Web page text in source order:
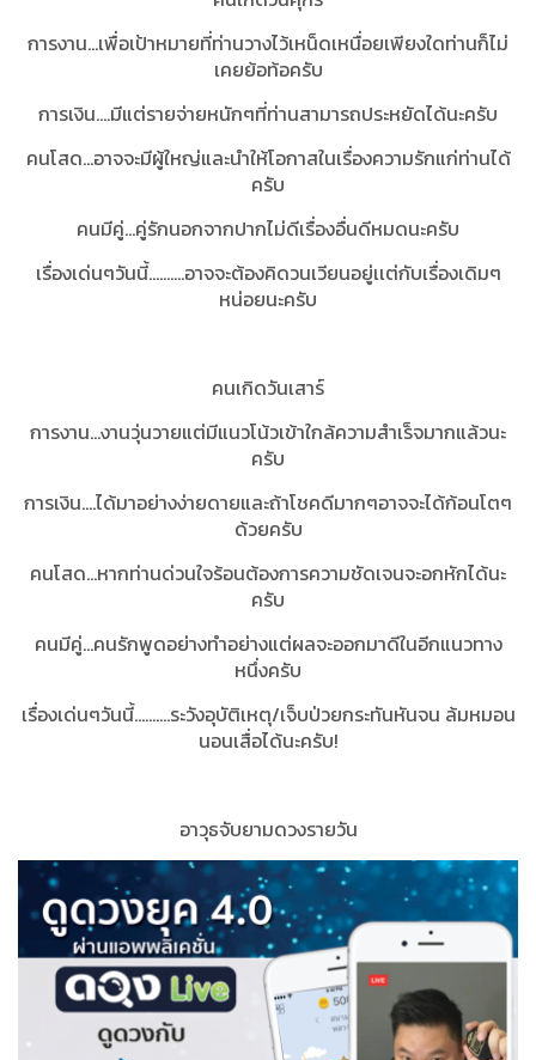
การงาน...เพื่อเป้าหมายที่ท่านวางไว้เหน็ดเหนื่อยเพียงใดท่านก็ไม่
เคยย้อท้อครับ
การเงิน....มีแต่รายจ่ายหนักๆที่ท่านสามารถประหยัดได้นะครับ
คนโสด...อาจจะมีผู้ใหญ่และนำให้โอกาสในเรื่องความรักแก่ท่านได้
ครับ
คนมีคู่...คู่รักนอกจากปากไม่ดีเรื่องอื่นดีหมดนะครับ
เรื่องเด่นๆวันนี้..........อาจจะต้องคิดวนเวียนอยู่เเต่กับเรื่องเดิมๆ
หน่อยนะครับ
คนเกิดวันเสาร์
การงาน...งานวุ่นวายแต่มีแนวโน้วเข้าใกล้ความสำเร็จมากแล้วนะ
ครับ
การเงิน....ได้มาอย่างง่ายดายและถ้าโชคดีมากๆอาจจะได้ก้อนโตๆ
ด้วยครับ
คนโสด...หากท่านด่วนใจร้อนต้องการความชัดเจนจะอกหักได้นะ
ครับ
คนมีคู่...คนรักพูดอย่างทำอย่างแต่ผลจะออกมาดีในอีกแนวทาง
หนึ่งครับ
เรื่องเด่นๆวันนี้..........ระวังอุบัติเหตุ/เจ็บป่วยกระทันหันจน ล้มหมอน
นอนเสื่อได้นะครับ!
อาวุธจับยามดวงรายวัน